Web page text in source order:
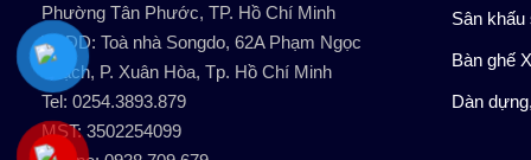
Phường Tân Phước, TP. Hồ Chí Minh
VPĐD: Toà nhà Songdo, 62A Phạm Ngọc
Thạch, P. Xuân Hòa, Tp. Hồ Chí Minh
Tel: 0254.3893.879
MST: 3502254099
Sân
Bàn ghế
Dàn